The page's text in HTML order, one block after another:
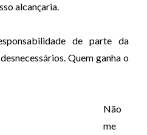
alcançaria.
de parte da
Quem ganha o
Não
me